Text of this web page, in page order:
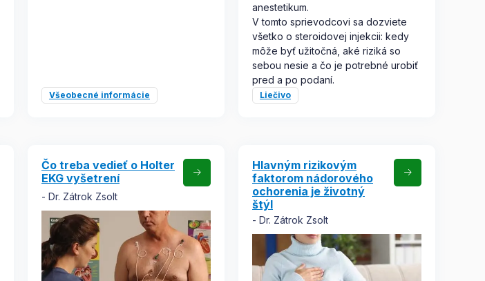
Všeobecné informácie
anestetikum.
V tomto sprievodcovi sa dozviete
všetko o steroidovej injekcii: kedy
môže byť užitočná, aké riziká so
sebou nesie a čo je potrebné urobiť
pred a po podaní.
Liečivo
Čo treba vedieť o Holter
EKG vyšetrení
Dr. Zátrok Zsolt
Hlavným rizikovým
faktorom nádorového
ochorenia je životný
štýl
Dr. Zátrok Zsolt